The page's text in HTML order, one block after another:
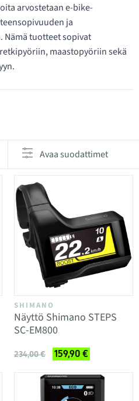
arvostetaan e-bike-
ja
Nämä tuotteet sopivat
maastopyöriin sekä
ja kaukosäätimet
Avaa suodattimet
SHIMANO
Näyttö Shimano STEPS
SC-EM800
234,00 € 159,90 €